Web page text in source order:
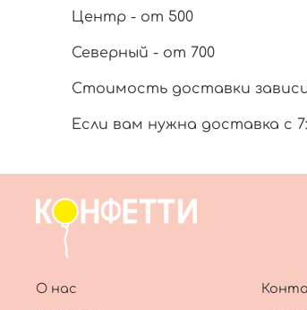
Центр - от 500
Северный - от 700
Стоимость доставки
Если вам нужна доставка с
О нас